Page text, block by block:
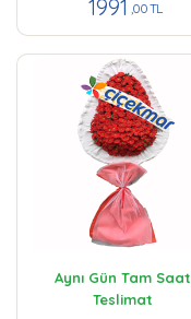
1991 ,00 TL
Aynı Gün Tam Saat
Teslimat